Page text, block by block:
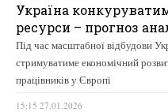
Україна
ресурси – прогноз
Під час масштабної відбудови
стримуватиме економічний
працівників у Європі
15:15 27.01.2026